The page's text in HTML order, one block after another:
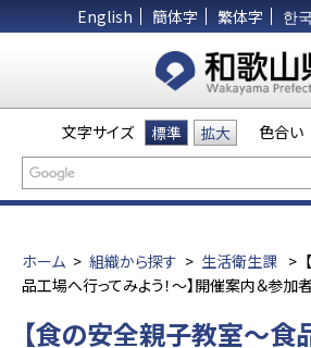
English 簡体字 繁体字 한
文字サイズ 標準 拡大 色合い
ホーム > 組織から探す > 生活衛生課 >
品工場へ行ってみよう！～】開催案内＆参加
【食の安全親子教室～食